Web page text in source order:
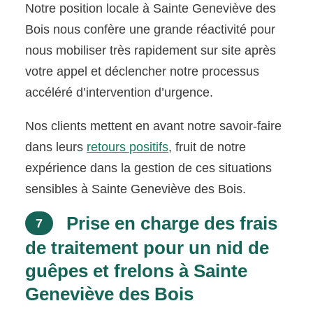
Notre position locale à Sainte Geneviève des
Bois nous confère une grande réactivité pour
nous mobiliser très rapidement sur site après
votre appel et déclencher notre processus
accéléré d’intervention d’urgence.
Nos clients mettent en avant notre savoir-faire
dans leurs retours positifs, fruit de notre
expérience dans la gestion de ces situations
sensibles à Sainte Geneviève des Bois.
7
Prise en charge des frais
de traitement pour un nid de
guêpes et frelons à Sainte
Geneviève des Bois